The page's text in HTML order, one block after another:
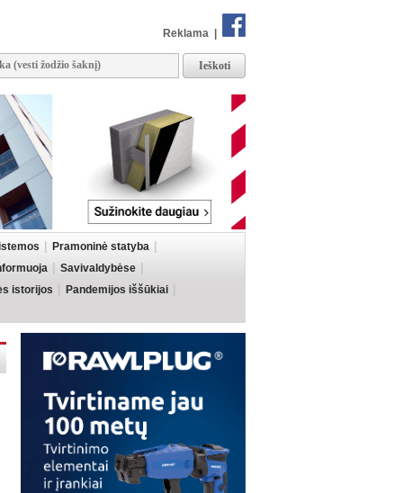
Reklama
Pramoninė statyba
Savivaldybėse
istorijos
Pandemijos iššūkiai